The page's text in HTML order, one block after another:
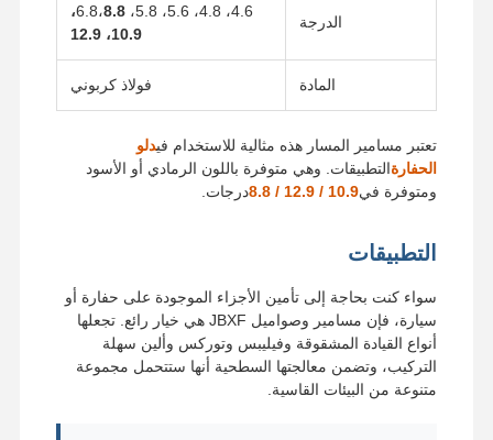
الدرجة
4.6، 4.8، 5.6، 5.8، 6.8،
8.8،
10.9، 12.9
المادة فولاذ كربوني
تعتبر مسامير المسار هذه مثالية للاستخدام فيدلو
الحفارةالتطبيقات. وهي متوفرة باللون الرمادي أو الأسود
ومتوفرة في10.9 / 12.9 / 8.8 درجات.
التطبيقات
سواء كنت بحاجة إلى تأمين الأجزاء الموجودة على حفارة أو
سيارة، فإن مسامير وصواميل JBXF هي خيار رائع. تجعلها
أنواع القيادة المشقوقة وفيليبس وتوركس وألين سهلة
التركيب، وتضمن معالجتها السطحية أنها ستتحمل مجموعة
متنوعة من البيئات القاسية.